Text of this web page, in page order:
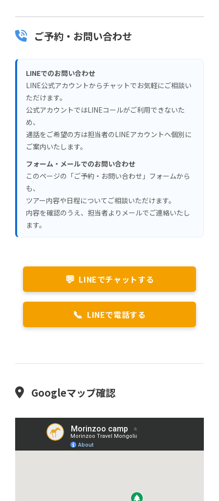
ご予約・お問い合わせ
LINEでのお問い合わせ
LINE公式アカウントからチャットでお気軽にご相談い
ただけます。
公式アカウントではLINEコールがご利用できないた
め、
通話をご希望の方は担当者のLINEアカウントへ個別に
ご案内いたします。
フォーム・メールでのお問い合わせ
このページの「ご予約・お問い合わせ」フォームから
も、
ツアー内容や日程についてご相談いただけます。
内容を確認のうえ、担当者よりメールでご連絡いたし
ます。
💬 LINEでチャットする
📞 LINEで電話する
Googleマップ確認